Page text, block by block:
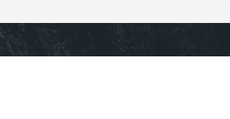
लाइफस्टाइल बिजनेस